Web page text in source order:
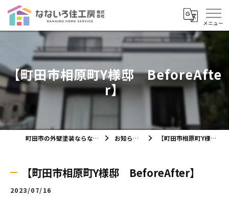
【町田市相原町Y様邸 BeforeAfte
r】
町田市の外壁塗装ならなないろ住工房株式会社 お知らせ・ブログ 【町田市相原町Y様邸 BeforeAfter】
【町田市相原町Y様邸 BeforeAfter】
2023/07/16